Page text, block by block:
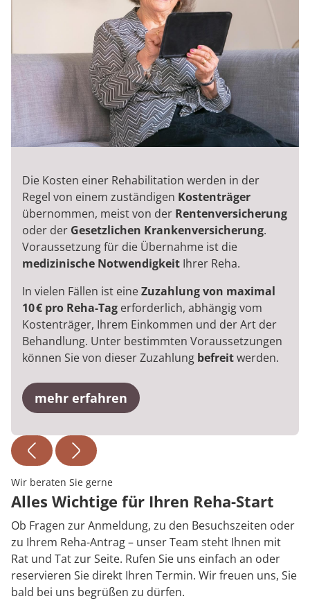
Die Kosten einer Rehabilitation werden in der
Regel von einem zuständigen Kostenträger
übernommen, meist von der Rentenversicherung
oder der Gesetzlichen Krankenversicherung.
Voraussetzung für die Übernahme ist die
medizinische Notwendigkeit Ihrer Reha.
In vielen Fällen ist eineZuzahlung von maximal
10 € pro Reha-Tag erforderlich, abhängig vom
Kostenträger, Ihrem Einkommen und der Art der
Behandlung. Unter bestimmten Voraussetzungen
können Sie von dieser Zuzahlung befreitwerden.
mehr erfahren
Wir beraten Sie gerne
Alles Wichtige für Ihren Reha-Start
Ob Fragen zur Anmeldung, zu den Besuchszeiten oder
zu Ihrem Reha-Antrag – unser Team steht Ihnen mit
Rat und Tat zur Seite. Rufen Sie uns einfach an oder
reservieren Sie direkt Ihren Termin. Wir freuen uns, Sie
bald bei uns begrüßen zu dürfen.